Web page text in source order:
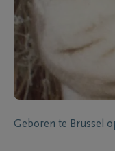
Geboren te Brussel